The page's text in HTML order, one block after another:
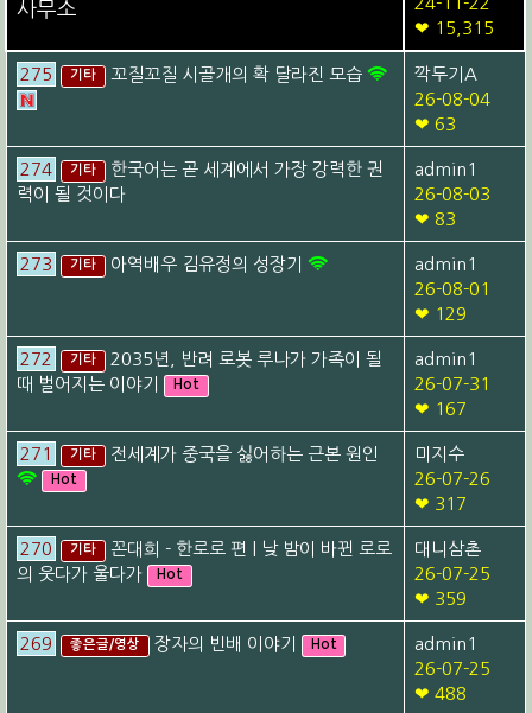
사무소
❤ 15,315
275 기타 꼬질꼬질 시골개의 확 달라진 모습
깍두기A
26-08-04
❤ 63
274 기타
한국어는 곧 세계에서 가장 강력한 권
력이 될 것이다
admin1
26-08-03
❤ 83
273 기타 아역배우 김유정의 성장기
admin1
26-08-01
❤ 129
272 기타
2035년, 반려 로봇 루나가 가족이 될
때 벌어지는 이야기
Hot
admin1
26-07-31
❤ 167
271 기타 전세계가 중국을 싫어하는 근본 원인
Hot
미지수
26-07-26
❤ 317
270 기타
꼰대희 - 한로로 편 | 낮 밤이 바뀐 로로
의 웃다가 울다가
Hot
대니삼촌
26-07-25
❤ 359
269 좋은글/영상 장자의 빈배 이야기 Hot
admin1
26-07-25
❤ 488